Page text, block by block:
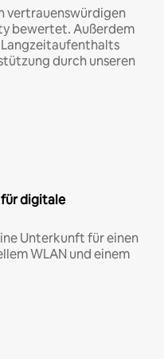
vertrauenswürdigen
bewertet. Außerdem
durch unseren
digitale
Unterkunft für einen
WLAN und einem